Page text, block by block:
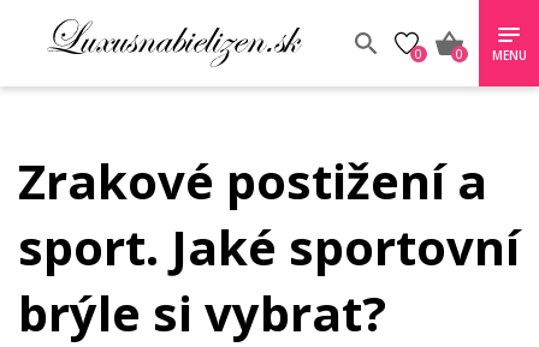
0 0 MENU
Zrakové postižení a
sport. Jaké sportovní
brýle si vybrat?